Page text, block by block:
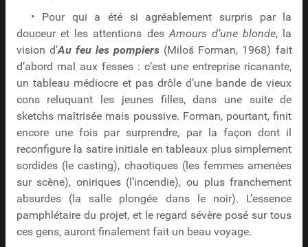
• Pour qui a été si agréablement surpris par la
douceur et les attentions desAmours d’une blonde, la
vision d’Au feu les pompiers (Miloš Forman, 1968) fait
d’abord mal aux fesses : c’est une entreprise ricanante,
un tableau médiocre et pas drôle d’une bande de vieux
cons reluquant les jeunes filles, dans une suite de
sketchs maîtrisée mais poussive. Forman, pourtant, finit
encore une fois par surprendre, par la façon dont il
reconfigure la satire initiale en tableaux plus simplement
sordides (le casting), chaotiques (les femmes amenées
sur scène), oniriques (l’incendie), ou plus franchement
absurdes (la salle plongée dans le noir). L’essence
pamphlétaire du projet, et le regard sévère posé sur tous
ces gens, auront finalement fait un beau voyage.